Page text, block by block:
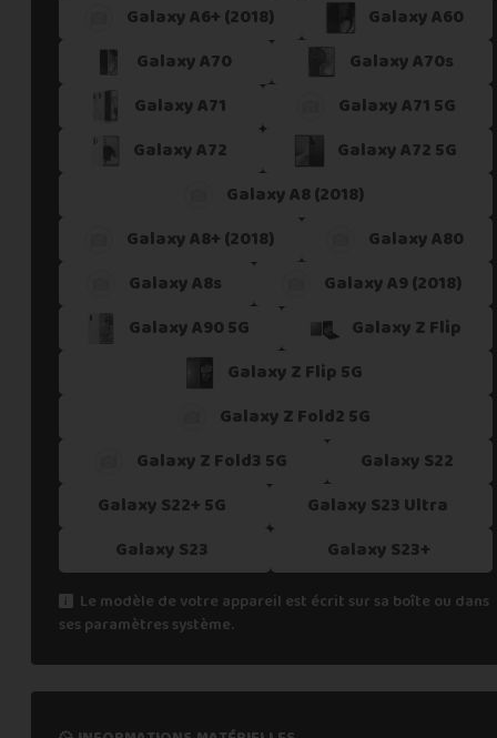
Galaxy A6+ (2018)
Galaxy A60
Galaxy A70
Galaxy A70s
Galaxy A71
Galaxy A71 5G
Galaxy A72
Galaxy A72 5G
Galaxy A8 (2018)
Galaxy A8+ (2018)
Galaxy A80
Galaxy A8s
Galaxy A9 (2018)
Galaxy A90 5G
Galaxy Z Flip
Galaxy Z Flip 5G
Galaxy Z Fold2 5G
Galaxy Z Fold3 5G
Galaxy S22
Galaxy S22+ 5G
Galaxy S23 Ultra
Galaxy S23
Galaxy S23+
Le modèle de votre appareil est écrit sur sa boîte ou dans
ses paramètres système.